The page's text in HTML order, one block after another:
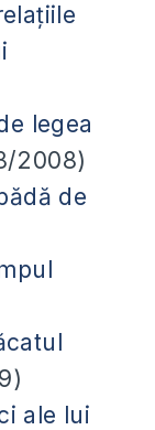
legea
2008)
de
ale lui